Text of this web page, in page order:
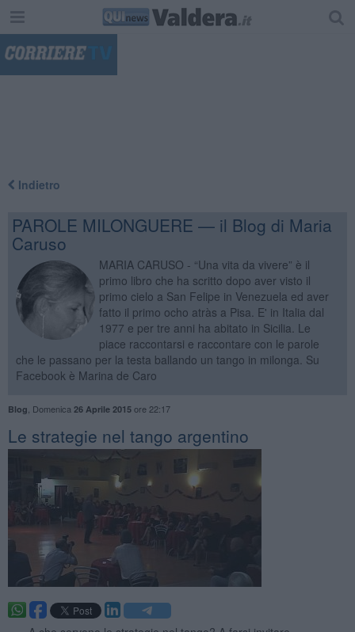
Indietro
PAROLE MILONGUERE — il Blog di Maria
Caruso
MARIA CARUSO - “Una vita da vivere” è il
primo libro che ha scritto dopo aver visto il
primo cielo a San Felipe in Venezuela ed aver
fatto il primo ocho atràs a Pisa. E' in Italia dal
1977 e per tre anni ha abitato in Sicilia. Le
piace raccontarsi e raccontare con le parole
che le passano per la testa ballando un tango in milonga. Su
Facebook è Marina de Caro
Blog Domenica 26 Aprile 2015ore 22:17
Le strategie nel tango argentino